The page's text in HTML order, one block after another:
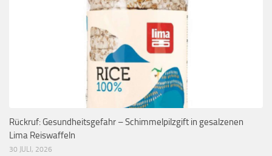
Rückruf: Gesundheitsgefahr – Schimmelpilzgift in gesalzenen
Lima Reiswaffeln
30 JULI, 2026